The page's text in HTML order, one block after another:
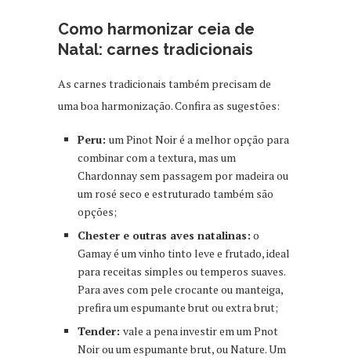
Como harmonizar ceia de
Natal: carnes tradicionais
As carnes tradicionais também precisam de
uma boa harmonização. Confira as sugestões:
Peru: um Pinot Noir é a melhor opção para
combinar com a textura, mas um
Chardonnay sem passagem por madeira ou
um rosé seco e estruturado também são
opções;
Chester e outras aves natalinas: o
Gamay é um vinho tinto leve e frutado, ideal
para receitas simples ou temperos suaves.
Para aves com pele crocante ou manteiga,
prefira um espumante brut ou extra brut;
Tender: vale a pena investir em um Pnot
Noir ou um espumante brut, ou Nature. Um